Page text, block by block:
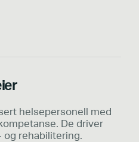
helsepersonell med
De driver
og rehabilitering.